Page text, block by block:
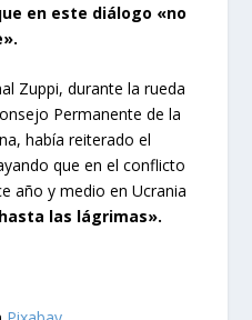
en este diálogo «no
Zuppi, durante la rueda
Permanente de la
había reiterado el
que en el conflicto
año y medio en Ucrania
las lágrimas».